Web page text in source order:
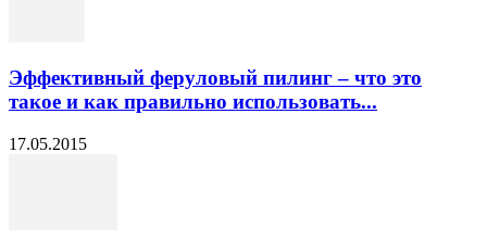
Эффективный феруловый пилинг – что это
такое и как правильно использовать...
17.05.2015